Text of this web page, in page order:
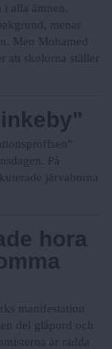
alla ämnen.
menar
Men Mohamed
att skolorna ställer
På
järvaborna
hora
manifestation
del glåpord och
är rädda